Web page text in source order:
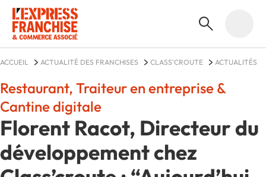
ACCUEIL ACTUALITÉ DES FRANCHISES CLASS'CROUTE ACTUALITÉS
Florent Racot, Directeur du
développement chez
Restaurant, Traiteur en entreprise &
Cantine digitale